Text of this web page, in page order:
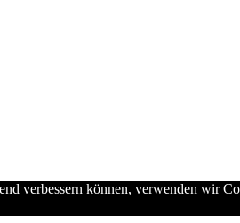
verbessern können, verwenden wir